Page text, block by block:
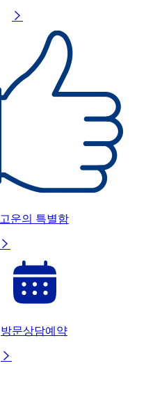

고운의 특별함

방문상담예약
